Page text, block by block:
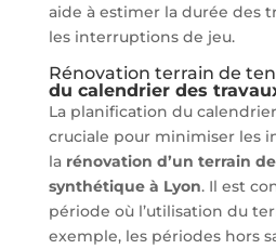
aide à estimer la durée des
les interruptions de jeu.
Rénovation terrain de
du calendrier des
La planification du
cruciale pour minimiser les
la rénovation d’un terrain
synthétique à Lyon. Il est
période où l’utilisation du
exemple, les périodes hors